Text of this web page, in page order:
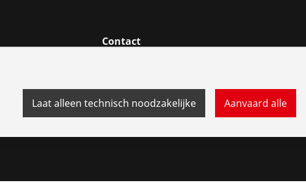
Contact
Laat alleen technisch noodzakelijke Aanvaard alle